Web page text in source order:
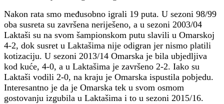
Nakon rata smo međusobno igrali 19 puta. U sezoni 98/99
oba susreta su završena neriješeno, a u sezoni 2003/04
Laktaši su na svom šampionskom putu slavili u Omarskoj
4-2, dok susret u Laktašima nije odigran jer nismo platili
kotizaciju. U sezoni 2013/14 Omarska je bila ubjedljiva
kod kuće, 4-0, a u Laktašima je završeno 2-2. Iako su
Laktaši vodili 2-0, na kraju je Omarska ispustila pobjedu.
Interesantno je da je Omarska tek u svom osmom
gostovanju izgubila u Laktašima i to u sezoni 2015/16.